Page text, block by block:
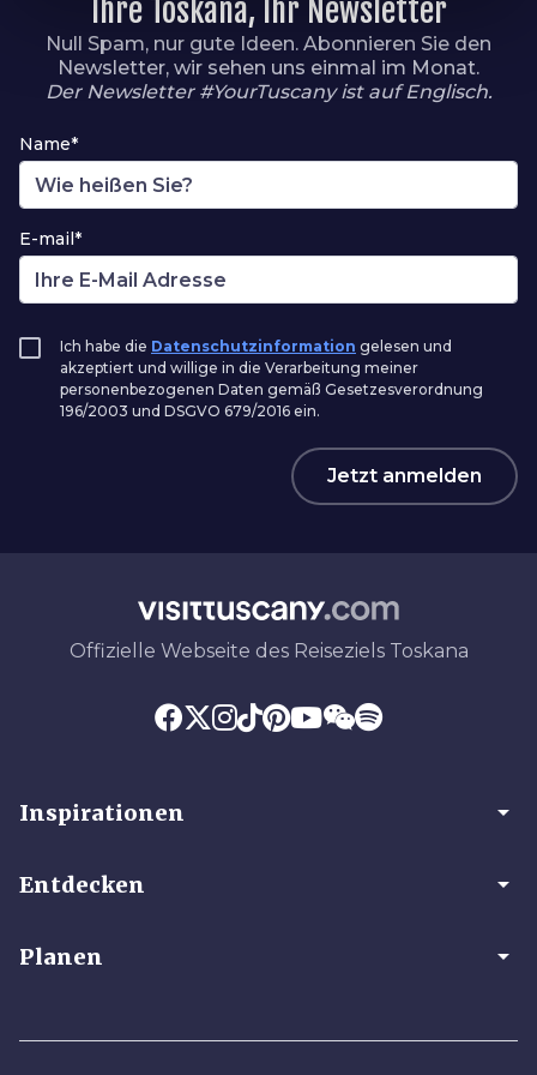
Ihre Toskana, Ihr Newsletter
Null Spam, nur gute Ideen. Abonnieren Sie den
Newsletter, wir sehen uns einmal im Monat.
Der Newsletter #YourTuscany ist auf Englisch.
Name*
E-mail*
Ich habe die Datenschutzinformation gelesen und
akzeptiert und willige in die Verarbeitung meiner
personenbezogenen Daten gemäß Gesetzesverordnung
196/2003 und DSGVO 679/2016 ein.
Jetzt anmelden
Offizielle Webseite des Reiseziels Toskana
Inspirationen arrow_drop_down
Entdecken arrow_drop_down
Planen arrow_drop_down